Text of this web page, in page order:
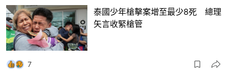
泰國少年槍擊案增至最少8死 總理
矢言收緊槍管
7